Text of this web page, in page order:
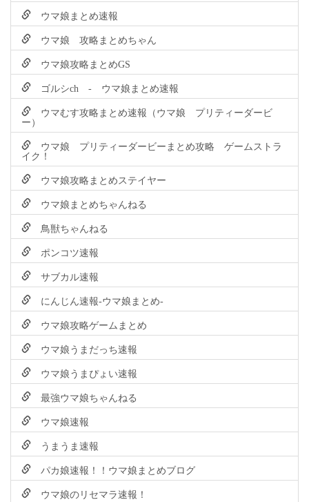
ウマ娘まとめ速報
ウマ娘 攻略まとめちゃん
ウマ娘攻略まとめGS
ゴルシch - ウマ娘まとめ速報
ウマむす攻略まとめ速報（ウマ娘 プリティーダービ
ー）
ウマ娘 プリティーダービーまとめ攻略 ゲームストラ
イク！
ウマ娘攻略まとめステイヤー
ウマ娘まとめちゃんねる
鳥獣ちゃんねる
ポンコツ速報
サブカル速報
にんじん速報-ウマ娘まとめ-
ウマ娘攻略ゲームまとめ
ウマ娘うまだっち速報
ウマ娘うまぴょい速報
最強ウマ娘ちゃんねる
ウマ娘速報
うまうま速報
パカ娘速報！！ウマ娘まとめブログ
ウマ娘のリセマラ速報！